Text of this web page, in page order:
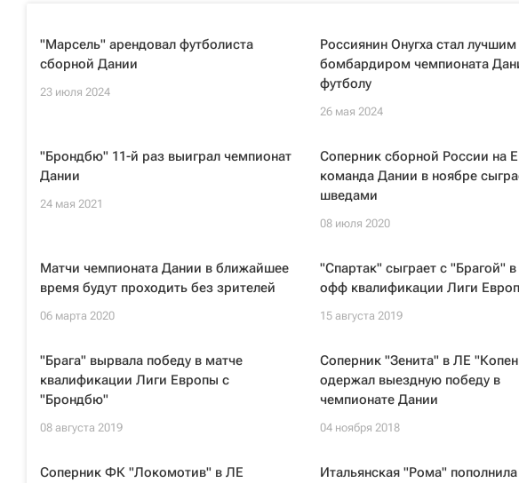
"Марсель" арендовал футболиста
сборной Дании
23 июля 2024
Россиянин Онугха стал лучшим
бомбардиром чемпионата
футболу
26 мая 2024
"Брондбю" 11-й раз выиграл чемпионат
Дании
24 мая 2021
Соперник сборной России на
команда Дании в ноябре
шведами
08 июля 2020
Матчи чемпионата Дании в ближайшее
время будут проходить без зрителей
06 марта 2020
"Спартак" сыграет с "Брагой"
офф квалификации Лиги
15 августа 2019
"Брага" вырвала победу в матче
квалификации Лиги Европы с
"Брондбю"
08 августа 2019
Соперник "Зенита" в ЛЕ
одержал выездную победу в
чемпионате Дании
04 ноября 2018
Соперник ФК "Локомотив" в ЛЕ
Итальянская "Рома" пополнила